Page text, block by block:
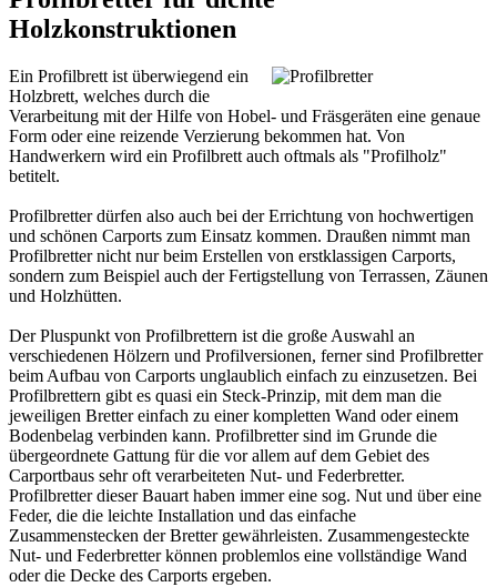
Holzkonstruktionen
Ein Profilbrett ist überwiegend ein
Holzbrett, welches durch die
Verarbeitung mit der Hilfe von Hobel- und Fräsgeräten eine genaue
Form oder eine reizende Verzierung bekommen hat. Von
Handwerkern wird ein Profilbrett auch oftmals als "Profilholz"
betitelt.
Profilbretter dürfen also auch bei der Errichtung von hochwertigen
und schönen Carports zum Einsatz kommen. Draußen nimmt man
Profilbretter nicht nur beim Erstellen von erstklassigen Carports,
sondern zum Beispiel auch der Fertigstellung von Terrassen, Zäunen
und Holzhütten.
Der Pluspunkt von Profilbrettern ist die große Auswahl an
verschiedenen Hölzern und Profilversionen, ferner sind Profilbretter
beim Aufbau von Carports unglaublich einfach zu einzusetzen. Bei
Profilbrettern gibt es quasi ein Steck-Prinzip, mit dem man die
jeweiligen Bretter einfach zu einer kompletten Wand oder einem
Bodenbelag verbinden kann. Profilbretter sind im Grunde die
übergeordnete Gattung für die vor allem auf dem Gebiet des
Carportbaus sehr oft verarbeiteten Nut- und Federbretter.
Profilbretter dieser Bauart haben immer eine sog. Nut und über eine
Feder, die die leichte Installation und das einfache
Zusammenstecken der Bretter gewährleisten. Zusammengesteckte
Nut- und Federbretter können problemlos eine vollständige Wand
oder die Decke des Carports ergeben.